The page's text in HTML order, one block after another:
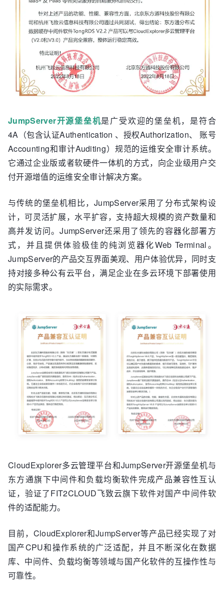
JumpServer开源堡垒机是广受欢迎的堡垒机，是符合
4A（包含认证Authentication 、授权Authorization、 账号
Accounting和审计Auditing）规范的运维安全审计系统。
它通过企业版或者软硬件一体机的方式，向企业级用户交
付开源增值的运维安全审计解决方案。
与传统的堡垒机相比，JumpServer采用了分布式架构设
计，可灵活扩展，水平扩容，支持超大规模的资产数量和
高并发访问。JumpServer还采用了领先的容器化部署方
式，并且提供体验极佳的纯浏览器化Web Terminal。
JumpServer的产品交互界面美观、用户体验优异，同时支
持对接多种公有云平台，满足企业在多云环境下部署使用
的实际需求。
CloudExplorer多云管理平台和JumpServer开源堡垒机与
东方通旗下中间件和负载均衡软件完成产品兼容性互认
证，验证了FIT2CLOUD飞致云旗下软件对国产中间件软
件的适配能力。
目前，CloudExplorer和JumpServer等产品已经实现了对
国产CPU和操作系统的广泛适配，并且不断深化在数据
库、中间件、负载均衡等领域与国产化软件的互操作性与
可靠性。